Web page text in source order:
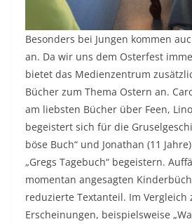
Besonders bei Jungen kommen
an. Da wir uns dem Osterfest
bietet das Medienzentrum
Bücher zum Thema Ostern an.
am liebsten Bücher über Feen,
begeistert sich für die
böse Buch“ und Jonathan (11
„Gregs Tagebuch“ begeistern.
momentan angesagten
reduzierte Textanteil. Im Vergleich
Erscheinungen, beispielsweise